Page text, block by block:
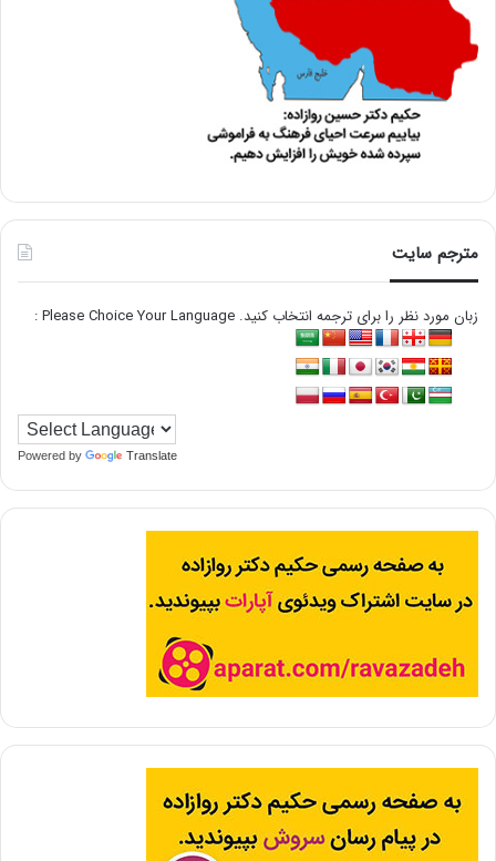
مترجم سایت
زبان مورد نظر را برای ترجمه انتخاب کنید. Please Choice Your Language :
Powered by Translate